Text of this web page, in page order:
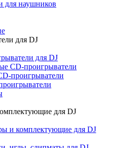
для наушников
для DJ
для DJ
CD-проигрыватели
проигрыватели
для DJ
и комплектующие для DJ